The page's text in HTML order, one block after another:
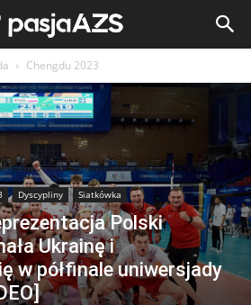
Chengdu 2023
Dyscypliny Siatkówka
Polski
Ukrainę i
w półfinale uniwersjady